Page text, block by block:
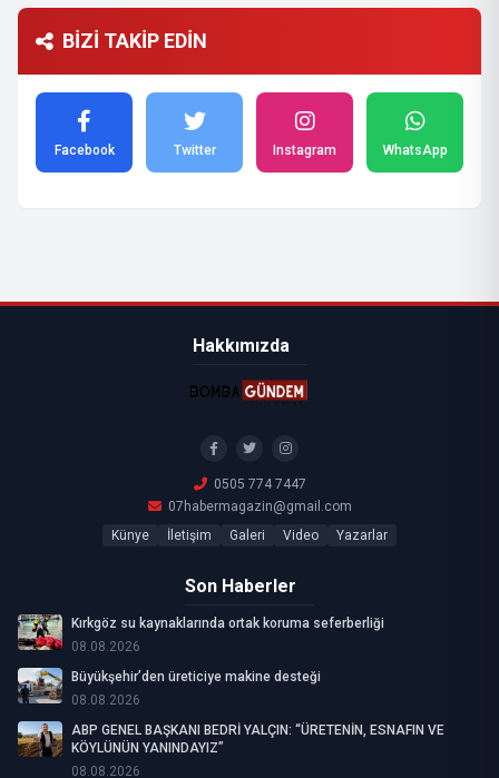
BİZİ TAKİP EDİN
Facebook Twitter Instagram WhatsApp
Hakkımızda
0505 774 7447
07habermagazin@gmail.com
Künye
İletişim Galeri Video Yazarlar
Son Haberler
Kırkgöz su kaynaklarında ortak koruma seferberliği
08.08.2026
Büyükşehir’den üreticiye makine desteği
08.08.2026
ABP GENEL BAŞKANI BEDRİ YALÇIN: “ÜRETENİN, ESNAFIN VE
KÖYLÜNÜN YANINDAYIZ”
08.08.2026